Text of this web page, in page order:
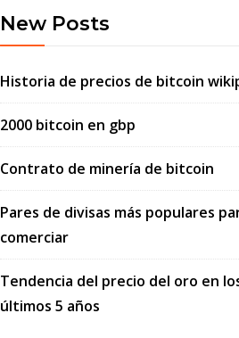
New Posts
Historia de precios de bitcoin
2000 bitcoin en gbp
Contrato de minería de bitcoin
Pares de divisas más populares
comerciar
Tendencia del precio del oro en
últimos 5 años